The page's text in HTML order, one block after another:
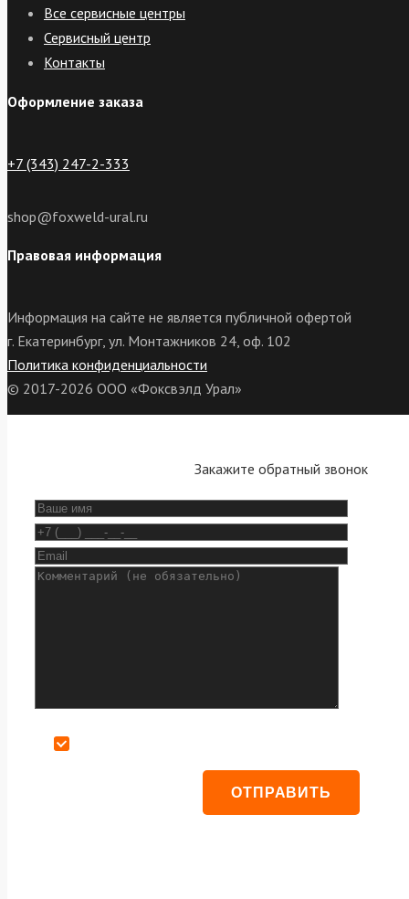
Все сервисные центры
Сервисный центр
Контакты
Оформление заказа
+7 (343) 247-2-333
shop@foxweld-ural.ru
Правовая информация
Информация на сайте не является публичной офертой
г. Екатеринбург, ул. Монтажников 24, оф. 102
Политика конфиденциальности
© 2017-2026 ООО «Фоксвэлд Урал»
Закажите обратный звонок